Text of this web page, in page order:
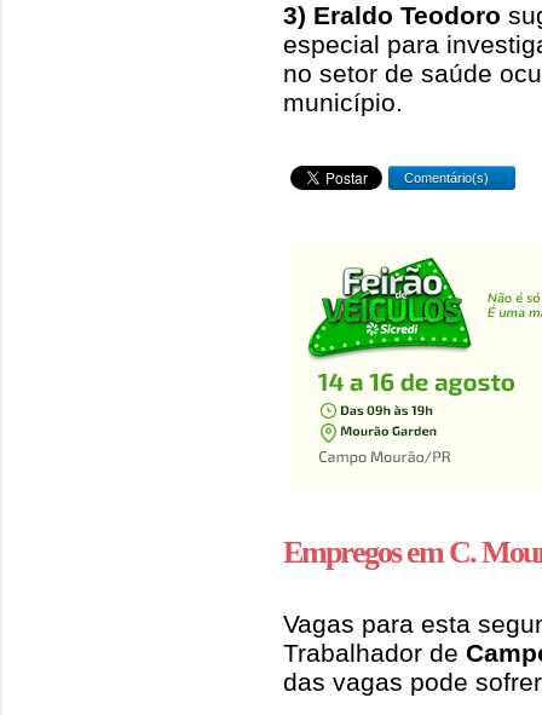
3) Eraldo Teodoro
especial para
no setor de saúde
município.
Comentário(s)
Empregos em C.
Vagas para esta
Trabalhador de
das vagas pode